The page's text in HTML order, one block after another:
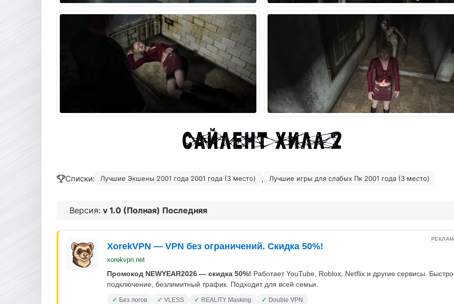
Списки: Лучшие Экшены 2001 года 2001 года (3 место) , Лучшие игры для слабых Пк 2001 года (3 место)
Версия: v 1.0 (Полная) Последняя
XorekVPN — VPN без ограничений. Скидка 50%!
xorekvpn.net
Промокод NEWYEAR2026 — скидка 50%! Работает YouTube, Roblox, Netflix и другие сервисы.
подключение, безлимитный трафик. Подходит для всей семьи.
Без логов VLESS REALITY Masking Double VPN